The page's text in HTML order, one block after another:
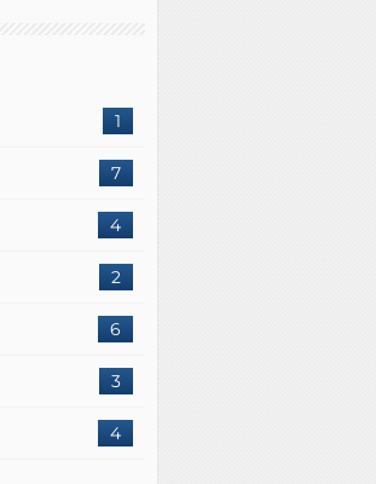
1
7
4
2
6
3
4